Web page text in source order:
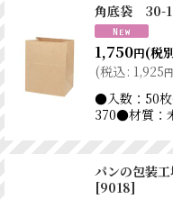
角底袋 30-
1,750円(税
(税込: 1,925円
●入数：50
370●材質：
パンの包装
[9018]